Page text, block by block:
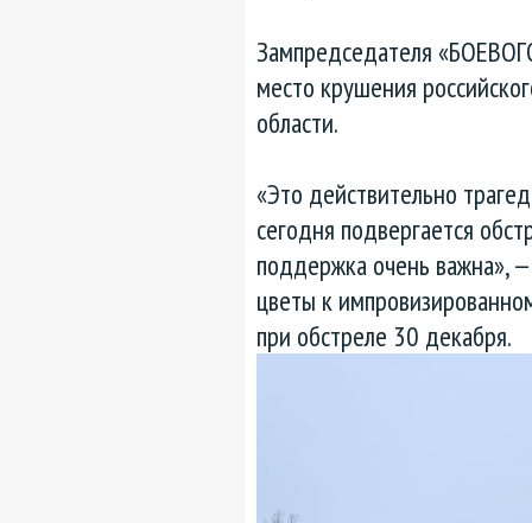
Зампредседателя
место крушения
области.
«Это действительно
сегодня подвергается
поддержка очень важна»,
цветы к
при обстреле 30 декабря.